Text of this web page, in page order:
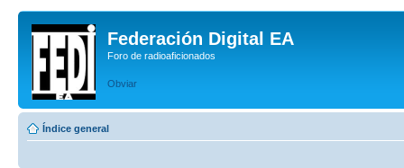
Federación Digital EA
Foro de radioaficionados
Obviar
Índice general